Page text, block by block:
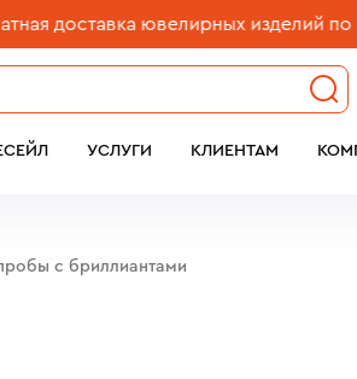
ювелирных изделий по
УСЛУГИ КЛИЕНТАМ
c бриллиантами